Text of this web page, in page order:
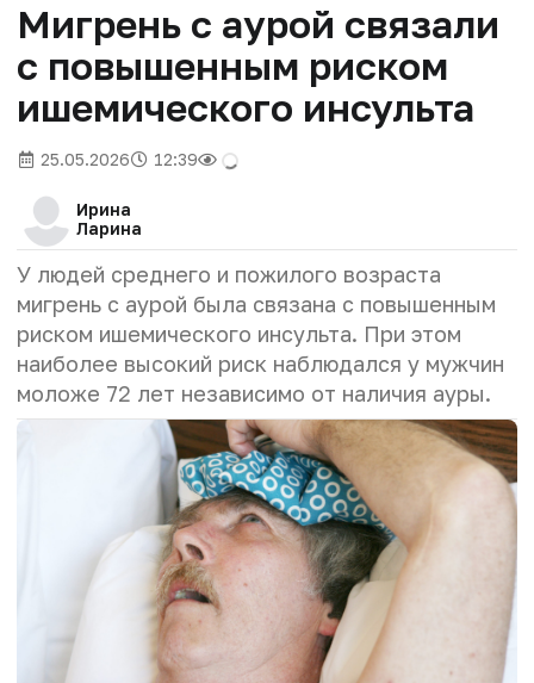
Мигрень с аурой связали
с повышенным риском
ишемического инсульта
25.05.2026 12:39
Ирина
Ларина
У людей среднего и пожилого возраста
мигрень с аурой была связана с повышенным
риском ишемического инсульта. При этом
наиболее высокий риск наблюдался у мужчин
моложе 72 лет независимо от наличия ауры.